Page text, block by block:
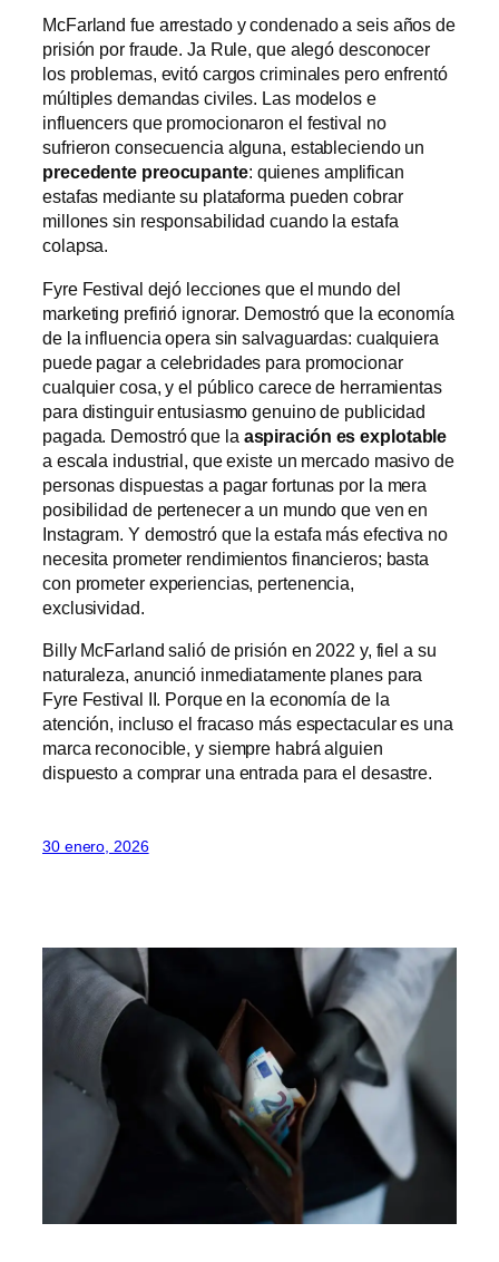
McFarland fue arrestado y condenado a seis años de
prisión por fraude. Ja Rule, que alegó desconocer
los problemas, evitó cargos criminales pero enfrentó
múltiples demandas civiles. Las modelos e
influencers que promocionaron el festival no
sufrieron consecuencia alguna, estableciendo un
precedente preocupante: quienes amplifican
estafas mediante su plataforma pueden cobrar
millones sin responsabilidad cuando la estafa
colapsa.
Fyre Festival dejó lecciones que el mundo del
marketing prefirió ignorar. Demostró que la economía
de la influencia opera sin salvaguardas: cualquiera
puede pagar a celebridades para promocionar
cualquier cosa, y el público carece de herramientas
para distinguir entusiasmo genuino de publicidad
pagada. Demostró que la aspiración es explotable
a escala industrial, que existe un mercado masivo de
personas dispuestas a pagar fortunas por la mera
posibilidad de pertenecer a un mundo que ven en
Instagram. Y demostró que la estafa más efectiva no
necesita prometer rendimientos financieros; basta
con prometer experiencias, pertenencia,
exclusividad.
Billy McFarland salió de prisión en 2022 y, fiel a su
naturaleza, anunció inmediatamente planes para
Fyre Festival II. Porque en la economía de la
atención, incluso el fracaso más espectacular es una
marca reconocible, y siempre habrá alguien
dispuesto a comprar una entrada para el desastre.
30 enero, 2026